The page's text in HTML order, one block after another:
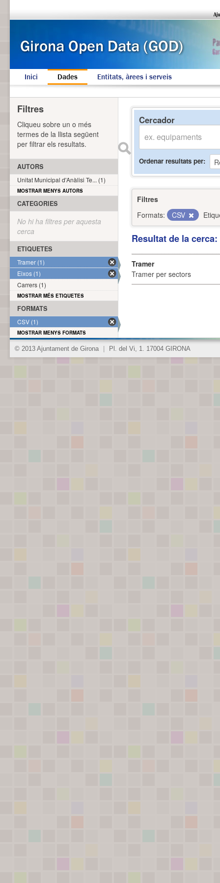
Inici Dades Entitats, àrees i serveis
Cercador
Ordenar resultats per
Filtres
Formats:
CSV
Resultat de la
Tramer
Tramer per sectors
Filtres
Cliqueu sobre un o més
termes de la llista següent
per filtrar els resultats.
AUTORS
Unitat Municipal d'Anàlisi Te... (1)
MOSTRAR MENYS AUTORS
CATEGORIES
No hi ha filtres per aquesta
cerca
ETIQUETES
Tramer (1)
Eixos (1)
Carrers (1)
MOSTRAR MÉS ETIQUETES
FORMATS
CSV (1)
MOSTRAR MENYS FORMATS
© 2013 Ajuntament de Girona Pl. del Vi, 1. 17004 GIRONA